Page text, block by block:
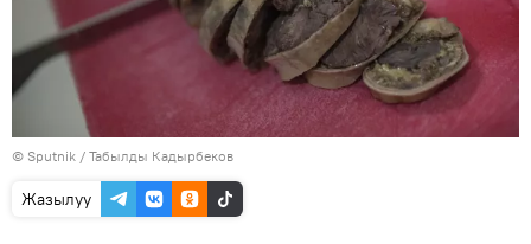
© Sputnik / Табылды Кадырбеков
Жазылуу